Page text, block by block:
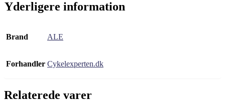
Yderligere information
Brand ALE
Forhandler Cykelexperten.dk
Relaterede varer